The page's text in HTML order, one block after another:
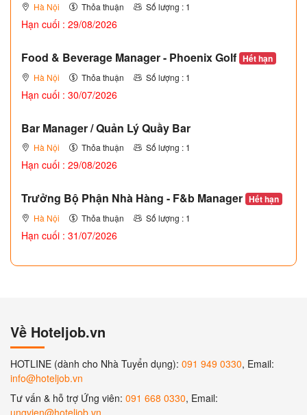
Hà Nội Thỏa thuận Số lượng : 1
Hạn cuối : 29/08/2026
Food & Beverage Manager - Phoenix Golf Hết hạn
Hà Nội Thỏa thuận Số lượng : 1
Hạn cuối : 30/07/2026
Bar Manager / Quản Lý Quầy Bar
Hà Nội Thỏa thuận Số lượng : 1
Hạn cuối : 29/08/2026
Trưởng Bộ Phận Nhà Hàng - F&b Manager Hết hạn
Hà Nội Thỏa thuận Số lượng : 1
Hạn cuối : 31/07/2026
Về Hoteljob.vn
HOTLINE (dành cho Nhà Tuyển dụng): 091 949 0330, Email:
info@hoteljob.vn
Tư vấn & hỗ trợ Ứng viên: 091 668 0330, Email: